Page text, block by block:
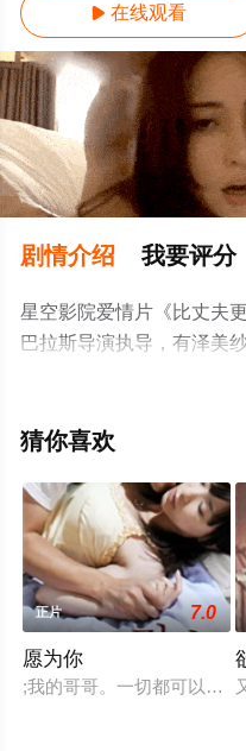
 在线观看
剧情介绍 我要评分
星空影院爱情片《比丈夫
巴拉斯导演执导，有泽美
惠,橘惠子,日比野辰郎,杉
影网，更多相关信息可移
猜你喜欢
正片 7.0
愿为你
;我的哥哥。一切都可以。